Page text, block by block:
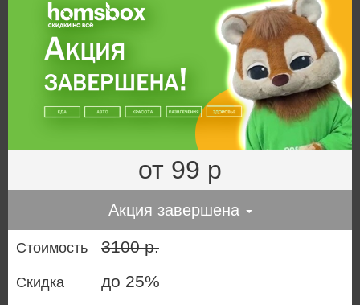
от 99 р
Акция завершена
Стоимость 3100 р.
Скидка до 25%